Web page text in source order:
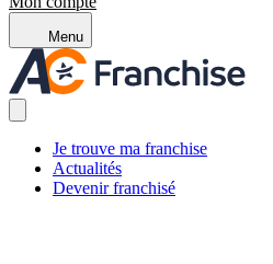
Menu
Je trouve ma franchise
Actualités
Devenir franchisé